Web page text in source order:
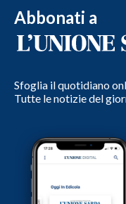
Abbonati a
Sfoglia il quotidiano
Tutte le notizie del